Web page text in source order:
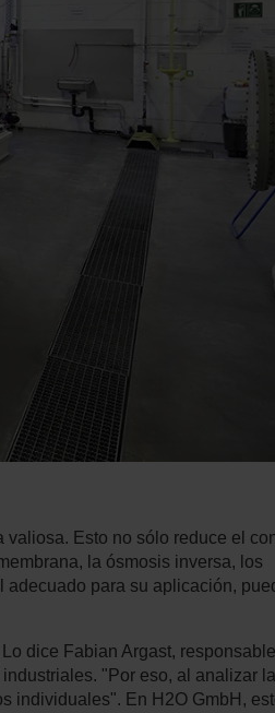
valiosa. Esto no sólo reduce el
la ósmosis inversa, los
para su aplicación,
dice Fabian Argast,
"Por eso, al analizar
individuales". En H2O GmbH,